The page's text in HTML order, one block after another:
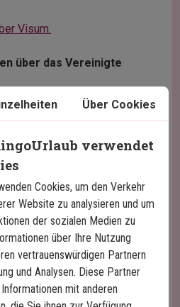
Visum.
über das Vereinigte
Königreich reisen,
Für den Transit
erforderlich, aber wenn
um beispielsweise
oder Flughafen
eine ETA von zu
im Vereinigten Königreich
mit der Fluggesellschaft in
sie zu fragen, ob eine ETA
Über Cookies
verwendet
Cookies, um den Verkehr
Website zu analysieren und um
der sozialen Medien zu
über Ihre Nutzung
vertrauenswürdigen Partnern
und Analysen. Diese Partner
mit anderen